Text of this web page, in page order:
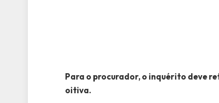
Para o procurador, o inquérito deve
oitiva.